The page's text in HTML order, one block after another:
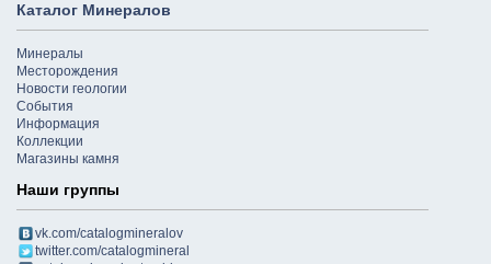
Каталог Минералов
Минералы
Месторождения
Новости геологии
События
Информация
Коллекции
Магазины камня
Наши группы
vk.com/catalogmineralov
twitter.com/catalogmineral